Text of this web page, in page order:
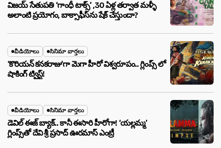
విజయ్ సేతుపతి ‘గాంధీ టాక్స్’ ,30 ఏళ్ల తర్వాత మళ్ళీ
అలాంటి ప్రయోగం, బాక్సాఫీస్‌ను షేక్ చేస్తుందా?
వీడియోలు సినిమా వార్తలు
‘కొరియన్ కనకరాజు’గా మెగా హీరో విశ్వరూపం.. గ్లింప్స్ లో
షాకింగ్ ట్విస్ట్!
వీడియోలు సినిమా వార్తలు
డెవిల్ ఈజ్ బ్యాక్.. కానీ ఈసారి హీరోగా! ‘యల్లమ్మ’
గ్లింప్స్‌తో దేవి శ్రీ ప్రసాద్ ఊరమాస్ ఎంట్రీ